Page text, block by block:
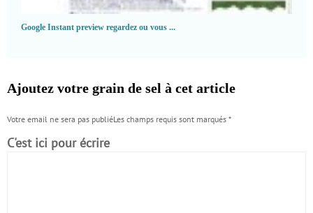
Google Instant preview regardez ou vous ...
Ajoutez votre grain de sel à cet article
Votre email ne sera pas publiéLes champs requis sont marqués *
C'est ici pour écrire